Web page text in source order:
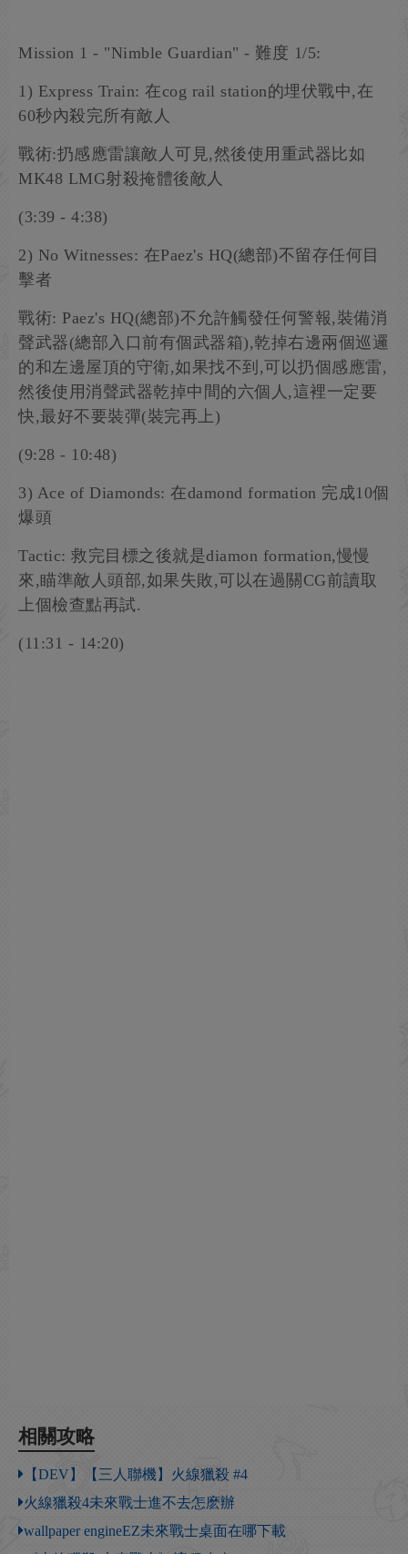
Mission 1 - "Nimble Guardian" - 難度 1/5:
1) Express Train: 在cog rail station的埋伏戰中,在
60秒內殺完所有敵人
戰術:扔感應雷讓敵人可見,然後使用重武器比如
MK48 LMG射殺掩體後敵人
(3:39 - 4:38)
2) No Witnesses: 在Paez's HQ(總部)不留存任何目
擊者
戰術: Paez's HQ(總部)不允許觸發任何警報,裝備消
聲武器(總部入口前有個武器箱),乾掉右邊兩個巡邏
的和左邊屋頂的守衛,如果找不到,可以扔個感應雷,
然後使用消聲武器乾掉中間的六個人,這裡一定要
快,最好不要裝彈(裝完再上)
(9:28 - 10:48)
3) Ace of Diamonds: 在damond formation 完成10個
爆頭
Tactic: 救完目標之後就是diamon formation,慢慢
來,瞄準敵人頭部,如果失敗,可以在過關CG前讀取
上個檢查點再試.
(11:31 - 14:20)
相關攻略
【DEV】【三人聯機】火線獵殺 #4
火線獵殺4未來戰士進不去怎麽辦
wallpaper engineEZ未來戰士桌面在哪下載